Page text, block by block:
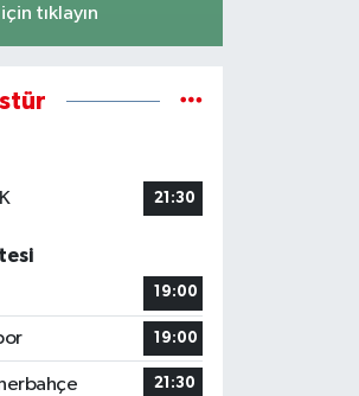
tıklayın
21:30
19:00
19:00
21:30